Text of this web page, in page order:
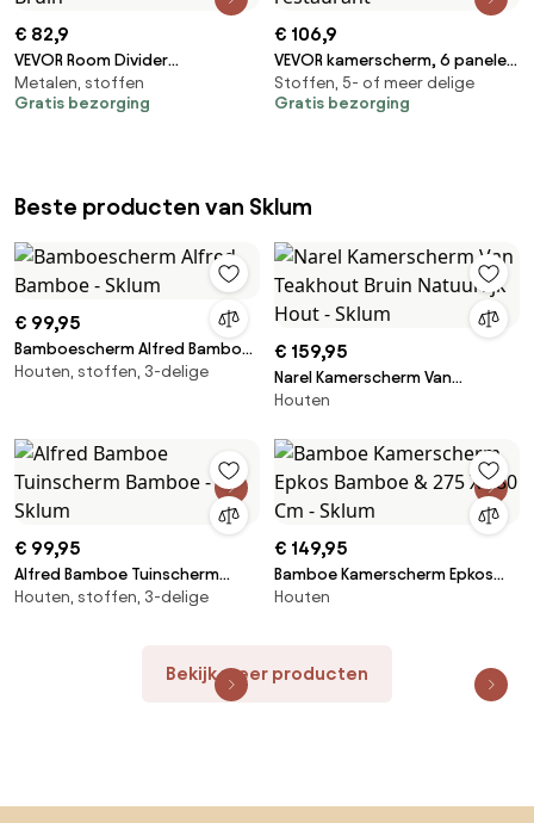
€ 82,9
VEVOR Room Divider
Scheidingsscherm Enkel Paneel,
Draagbaar Privacy Scherm voor
x 45 x 245,5 cm), Bruin
Metalen, stoffen
Gratis bezorging
€ 106,9
VEVOR kamerscherm, 6 panelen
houten opvouwbaar
privacyscherm, 170 cm hoge
restaurant
Stoffen, 5- of meer delige
Gratis bezorging
Beste producten van Sklum
€ 99,95
Bamboescherm Alfred Bamboe
- Sklum
Houten, stoffen, 3-delige
€ 159,95
Narel Kamerscherm Van
Teakhout Bruin Natuurlijk Hout -
Houten
€ 99,95
Alfred Bamboe Tuinscherm
Bamboe - Sklum
Houten, stoffen, 3-delige
€ 149,95
Bamboe Kamerscherm Epkos
Bamboe & 275 X 180 Cm - Sklum
Houten
Bekijk meer producten